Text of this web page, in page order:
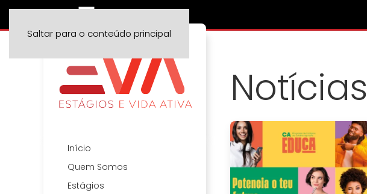
Saltar para o conteúdo principal
Notícias
Início
Quem Somos
Estágios